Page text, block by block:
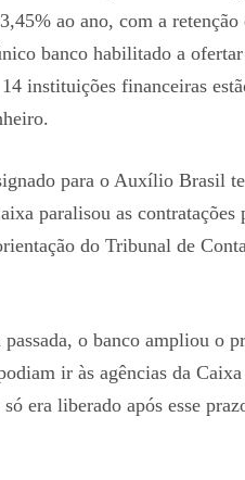
ao ano, com a
banco habilitado a
instituições financeiras
para o Auxílio Brasil
paralisou as
do Tribunal de
o banco ampliou o
ir às agências da
era liberado após esse